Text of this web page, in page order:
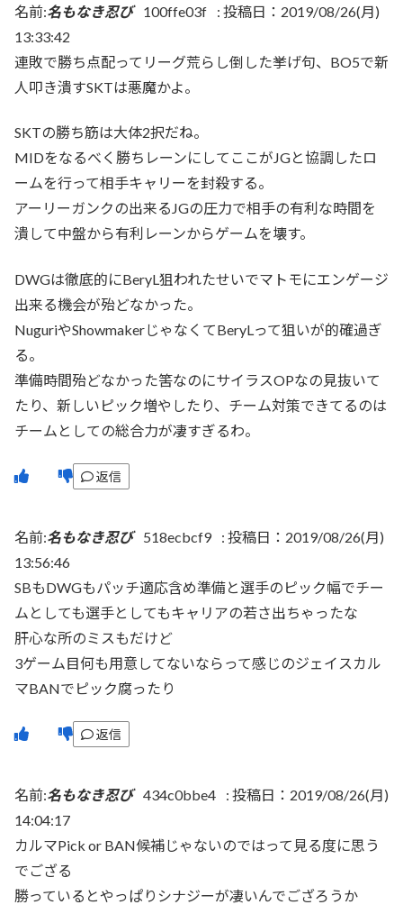
名前:名もなき忍び 100ffe03f : 投稿日：2019/08/26(月)
13:33:42
連敗で勝ち点配ってリーグ荒らし倒した挙げ句、BO5で新
人叩き潰すSKTは悪魔かよ。
SKTの勝ち筋は大体2択だね。
MIDをなるべく勝ちレーンにしてここがJGと協調したロ
ームを行って相手キャリーを封殺する。
アーリーガンクの出来るJGの圧力で相手の有利な時間を
潰して中盤から有利レーンからゲームを壊す。
DWGは徹底的にBeryL狙われたせいでマトモにエンゲージ
出来る機会が殆どなかった。
NuguriやShowmakerじゃなくてBeryLって狙いが的確過ぎ
る。
準備時間殆どなかった筈なのにサイラスOPなの見抜いて
たり、新しいピック増やしたり、チーム対策できてるのは
チームとしての総合力が凄すぎるわ。
返信
名前:名もなき忍び 518ecbcf9 : 投稿日：2019/08/26(月)
13:56:46
SBもDWGもパッチ適応含め準備と選手のピック幅でチー
ムとしても選手としてもキャリアの若さ出ちゃったな
肝心な所のミスもだけど
3ゲーム目何も用意してないならって感じのジェイスカル
マBANでピック腐ったり
返信
名前:名もなき忍び 434c0bbe4 : 投稿日：2019/08/26(月)
14:04:17
カルマPick or BAN候補じゃないのではって見る度に思う
でござる
勝っているとやっぱりシナジーが凄いんでござろうか